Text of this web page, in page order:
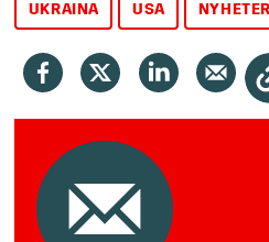
UKRAINA USA NYHETER